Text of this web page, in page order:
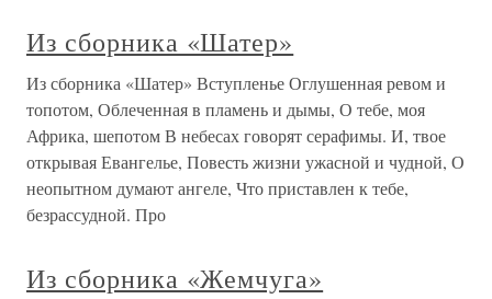
Из сборника «Шатер»
Из сборника «Шатер» Вступленье Оглушенная ревом и
топотом, Облеченная в пламень и дымы, О тебе, моя
Африка, шепотом В небесах говорят серафимы. И, твое
открывая Евангелье, Повесть жизни ужасной и чудной, О
неопытном думают ангеле, Что приставлен к тебе,
безрассудной. Про
Из сборника «Жемчуга»